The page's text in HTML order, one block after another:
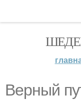
Верный